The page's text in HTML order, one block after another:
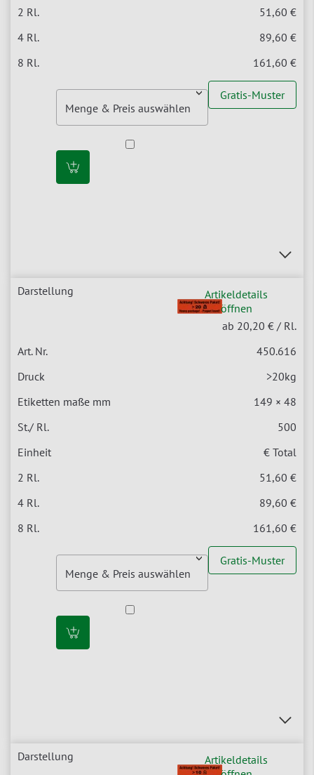
51,60 €
89,60 €
161,60 €
Gratis-Muster
Artikeldetails
öffnen
ab 20,20 € / Rl.
450.616
>20kg
149 × 48
500
€ Total
51,60 €
89,60 €
161,60 €
Gratis-Muster
Artikeldetails